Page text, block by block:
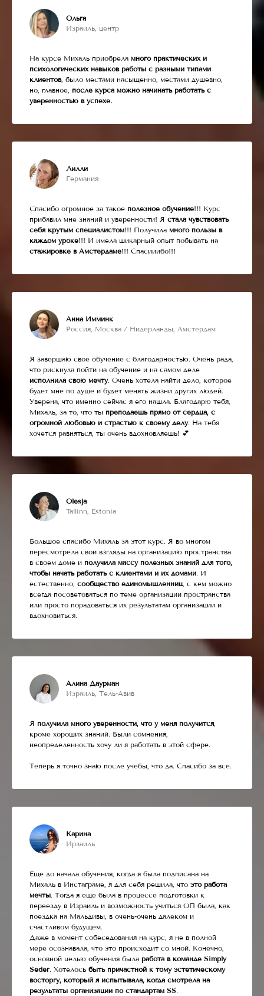
Ольга
Израиль, центр
На курсе Михаль приобрела много практических и
психологических навыков работы с разными типами
клиентов, было местами насыщенно, местами душевно,
но, главное, после курса можно начинать работать с
уверенностью в успехе.
Лилли
Германия
Спасибо огромное за такое полезное обучение!!! Курс
прибавил мне знаний и уверенности! Я стала чувствовать
себя крутым специалистом!!! Получила много пользы в
каждом уроке!!! И имела шикарный опыт побывать на
стажировке в Амстердаме!!! Спасииибо!!!
Анна Имминк
Россия, Москва / Нидерланды, Амстердам
Я завершаю свое обучение с благодарностью. Очень рада,
что рискнула пойти на обучение и на самом деле
исполнила свою мечту. Очень хотела найти дело, которое
будет мне по душе и будет менять жизни других людей.
Уверена, что именно сейчас я его нашла. Благодарю тебя,
Михаль, за то, что ты преподаешь прямо от сердца, с
огромной любовью и страстью к своему делу. На тебя
хочется равняться, ты очень вдохновляешь! 💕
Olesja
Tallinn, Estonia
Большое спасибо Михаль за этот курс. Я во многом
пересмотрела свои взгляды на организацию пространства
в своем доме и получила массу полезных знаний для того,
чтобы начать работать с клиентами и их домами. И
естественно, сообщество единомышленниц, с кем можно
всегда посоветоваться по теме организации пространства
или просто порадоваться их результатам организации и
вдохновиться.
Алина Даурман
Израиль, Тель-Авив
Я получила много уверенности, что у меня получится,
кроме хороших знаний. Были сомнения,
неопределенность хочу ли я работать в этой сфере.
Теперь я точно знаю после учебы, что да. Спасибо за все.
Карина
Ирзаиль
Еще до начала обучения, когда я была подписана на
Михаль в Инстаграме, я для себя решила, что это работа
мечты. Тогда я еще была в процессе подготовки к
переезду в Израиль и возможность учиться ОП была, как
поездка на Мальдивы, в очень-очень далеком и
счастливом будущем.
Даже в момент собеседования на курс, я не в полной
мере осознавала, что это происходит со мной. Конечно,
основной целью обучения была работа в команде Simply
Seder. Хотелось быть причастной к тому эстетическому
восторгу, который я испытывала, когда смотрела на
результаты организации по стандартам SS.